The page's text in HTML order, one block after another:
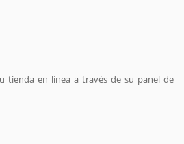
tienda en línea a través de su panel de